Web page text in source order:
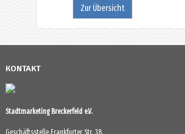
Zur Übersicht
KONTAKT
Stadtmarketing Breckerfeld e.V.
Geschäftsstelle Frankfurter Str. 38